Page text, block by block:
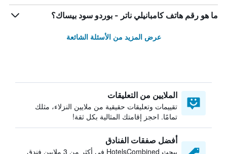
ما هو رقم هاتف كامبانيلي ناتر - بوردو سود بيساك؟
عرض المزيد من الأسئلة الشائعة
الملايين من التعليقات
تقييمات وتعليقات حقيقية من ملايين النزلاء، مثلك
تمامًا. احجز إقامتك المثالية بكل ثقة!
أفضل صفقات الفنادق
يبحث HotelsCombined في أكثر من 3 ملايين فندق